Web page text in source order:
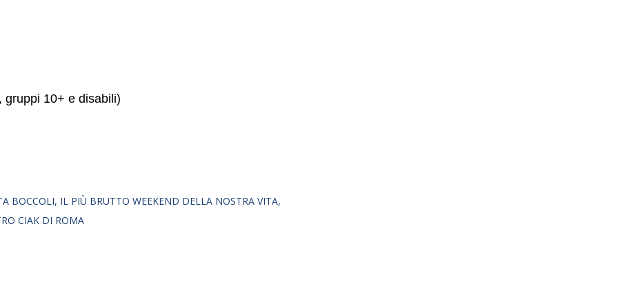
gruppi 10+ e disabili)
BOCCOLI IL PIÙ BRUTTO WEEKEND DELLA NOSTRA VITA
CIAK DI ROMA